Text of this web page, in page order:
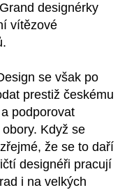
designérky
vítězové
se však po
prestiž českému
podporovat
Když se
že se to daří
designéři pracují
i na velkých